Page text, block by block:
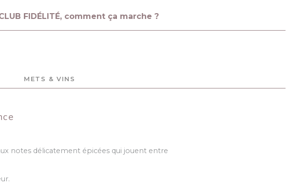
FIDÉLITÉ, comment ça marche ?
METS & VINS
notes délicatement épicées qui jouent entre